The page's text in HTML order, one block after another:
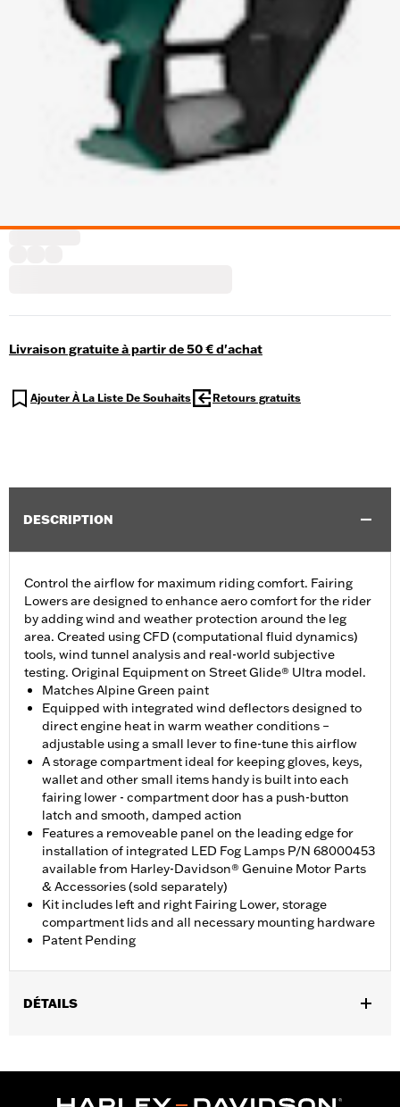
Livraison gratuite à partir de 50 € d'achat
Ajouter À La Liste De Souhaits Retours gratuits
DESCRIPTION
Control the airflow for maximum riding comfort. Fairing
Lowers are designed to enhance aero comfort for the rider
by adding wind and weather protection around the leg
area. Created using CFD (computational fluid dynamics)
tools, wind tunnel analysis and real-world subjective
testing. Original Equipment on Street Glide® Ultra model.
Matches Alpine Green paint
Equipped with integrated wind deflectors designed to
direct engine heat in warm weather conditions –
adjustable using a small lever to fine-tune this airflow
A storage compartment ideal for keeping gloves, keys,
wallet and other small items handy is built into each
fairing lower - compartment door has a push-button
latch and smooth, damped action
Features a removeable panel on the leading edge for
installation of integrated LED Fog Lamps P/N 68000453
available from Harley-Davidson® Genuine Motor Parts
& Accessories (sold separately)
Kit includes left and right Fairing Lower, storage
compartment lids and all necessary mounting hardware
Patent Pending
DÉTAILS
de 2026. Les modèles Street Glide et Road Glide nécessitent